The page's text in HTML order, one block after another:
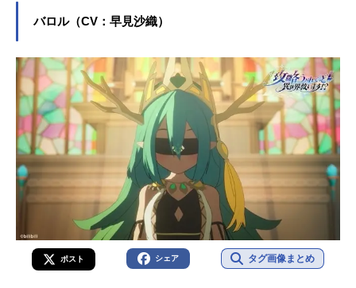
ご紹介！
バロル（CV：早見沙織）
ポスト シェア タグ画像まとめ